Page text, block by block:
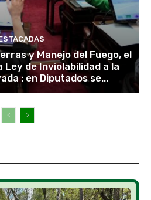
y Manejo del Fuego, el
Ley de Inviolabilidad a la
: en Diputados se...